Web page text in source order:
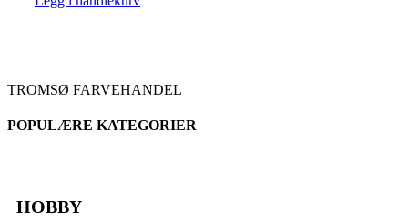
TROMSØ FARVEHANDEL
POPULÆRE KATEGORIER
HOBBY